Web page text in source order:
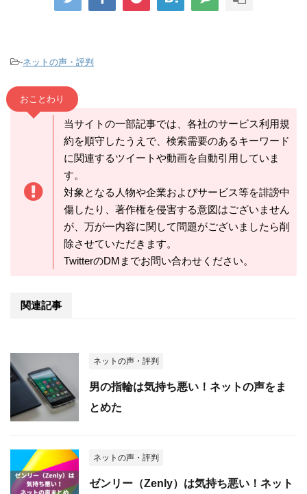
-ネットの声・評判
おことわり
当サイトの一部記事では、各社のサービス利用規
約を順守したうえで、検索需要のあるキーワード
に関連するツイートや動画を自動引用していま
す。
対象となる人物や企業およびサービス等を誹謗中
傷したり、著作権を侵害する意図はございません
が、万が一内容に関して問題がございましたら削
除させていただきます。
TwitterのDMまでお問い合わせください。
関連記事
ネットの声・評判
男の指輪は気持ち悪い！ネットの声をま
とめた
ネットの声・評判
ゼンリー（Zenly）は気持ち悪い！ネット